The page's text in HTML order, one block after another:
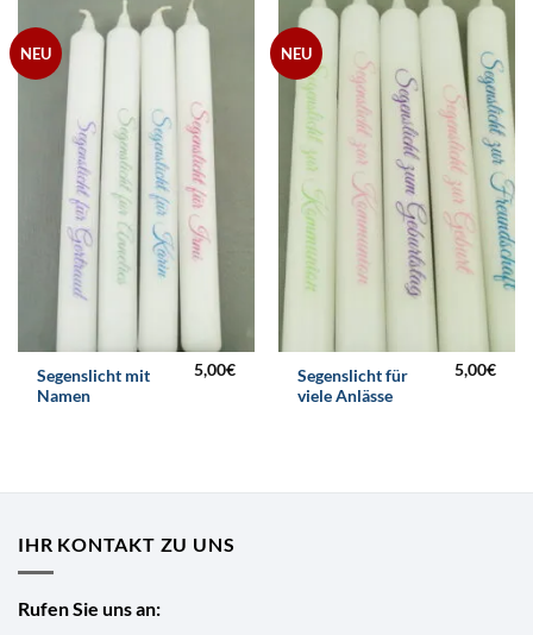
NEU
Segenslicht mit
Namen
5,00€
NEU
Segenslicht für
viele Anlässe
5,00€
IHR KONTAKT ZU UNS
Rufen Sie uns an: